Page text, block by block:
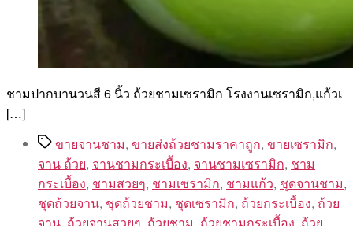
ชามปากบานวนสี 6 นิ้ว ถ้วยชามเซรามิก โรงงานเซรามิก,แก้วเ
[…]
Tagsขายจานชาม, ขายส่งถ้วยชามราคาถูก, ขายเซรามิก,
จาน ถ้วย, จานชามกระเบื้อง, จานชามเซรามิก, ชาม
กระเบื้อง, ชามสวยๆ, ชามเซรามิก, ชามแก้ว, ชุดจานชาม,
ชุดถ้วยจาน, ชุดถ้วยชาม, ชุดเซรามิก, ถ้วยกระเบื้อง, ถ้วย
จาน, ถ้วยจานสวยๆ, ถ้วยชาม, ถ้วยชามกระเบื้อง, ถ้วย